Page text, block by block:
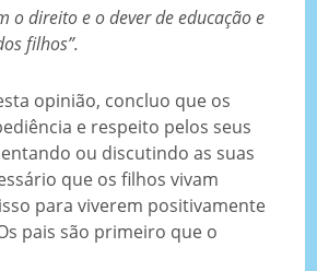
o direito e o dever de educação e
filhos”.
opinião, concluo que os
e respeito pelos seus
ou discutindo as suas
que os filhos vivam
para viverem positivamente
pais são primeiro que o